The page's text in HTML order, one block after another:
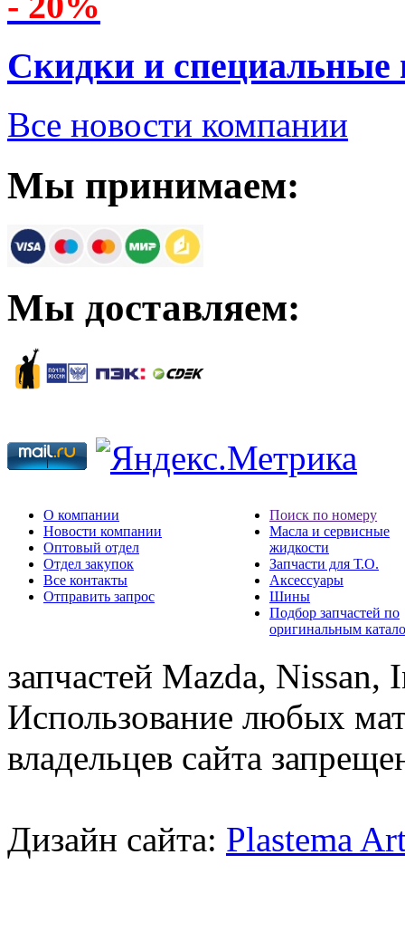
Скидки и специальные
Все новости компании
Мы принимаем:
Мы доставляем:
О компании
Новости компании
Оптовый отдел
Отдел закупок
Все контакты
Отправить запрос
Поиск по номеру
Масла и сервисные
жидкости
Запчасти для Т.О.
Аксессуары
Шины
Подбор запчастей по
оригинальным
запчастей Mazda,
Использование любых
владельцев сайта
Дизайн сайта: Plastema